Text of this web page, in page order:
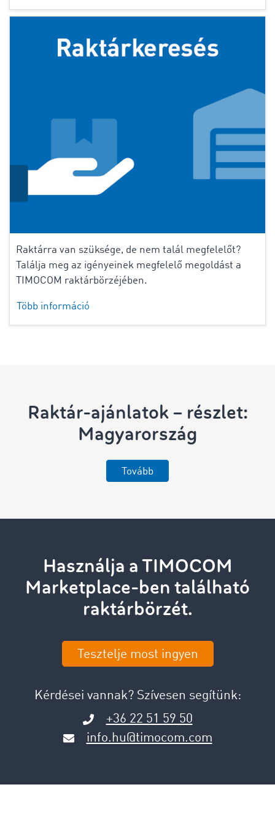
Raktárra van szüksége, de nem talál megfelelőt?
Találja meg az igényeinek megfelelő megoldást a
TIMOCOM raktárbörzéjében.
Több információ
Raktár-ajánlatok – részlet:
Magyarország
Tovább
Használja a TIMOCOM
Marketplace-ben található
raktárbörzét.
Tesztelje most ingyen
Kérdései vannak? Szívesen segítünk:
+36 22 51 59 50
info.hu@timocom.com